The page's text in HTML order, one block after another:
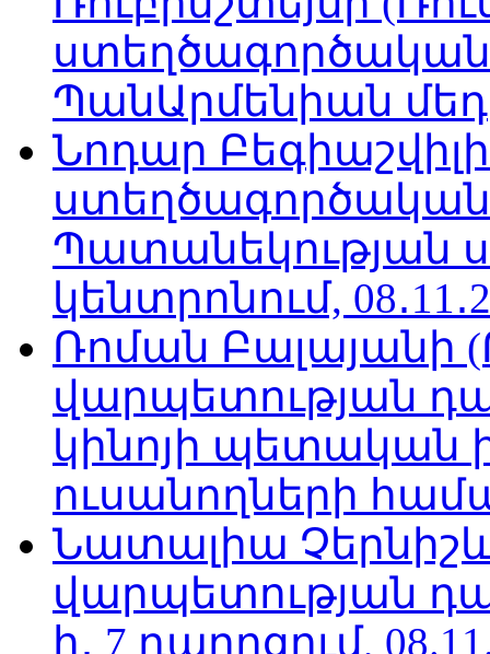
ՊանԱրմենիան
Նոդար
Պատանեկության
կենտրոնում,
Ռոման Բալայանի
վարպետության
կինոյի պետական
ուսանողների
Նատալիա
վարպետության
հ․ 7 դպրոցում,